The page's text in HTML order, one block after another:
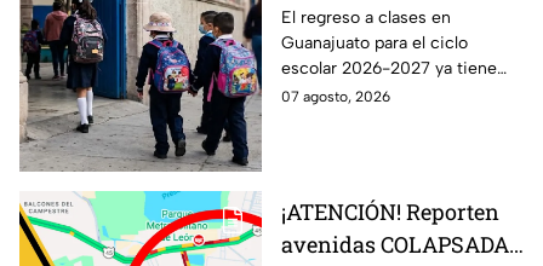
las escuelas regresan a
clases el 31 de agosto;
esto debes saber
El regreso a clases en
Guanajuato para el ciclo
escolar 2026-2027 ya tiene
fecha, pero no todos los
07 agosto, 2026
¡ATENCIÓN! Reporten
avenidas COLAPSADAS